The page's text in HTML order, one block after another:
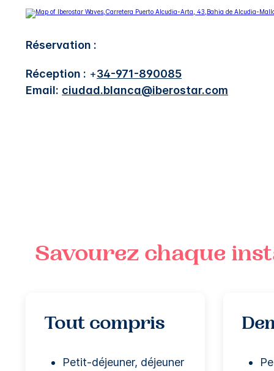
Réservation :
Réception : +34-971-890085
Email: ciudad.blanca@iberostar.com
Savourez chaque
Tout compris
Petit-déjeuner, déjeuner